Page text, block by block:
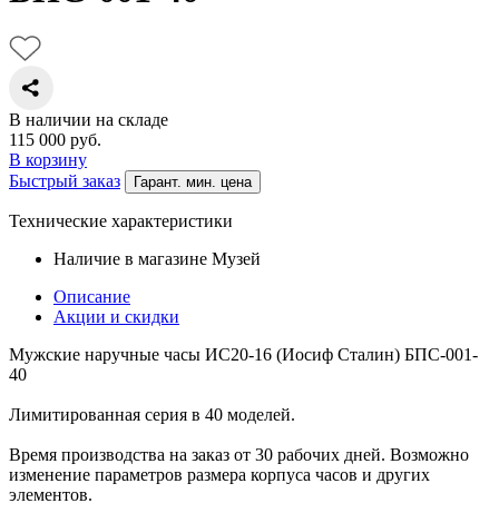
В наличии на складе
115 000 руб.
В корзину
Быстрый заказ
Гарант. мин. цена
Технические характеристики
Наличие в магазине Музей
Описание
Акции и скидки
Мужские наручные часы ИС20-16 (Иосиф Сталин) БПС-001-
40
Лимитированная серия в 40 моделей.
Время производства на заказ от 30 рабочих дней. Возможно
изменение параметров размера корпуса часов и других
элементов.